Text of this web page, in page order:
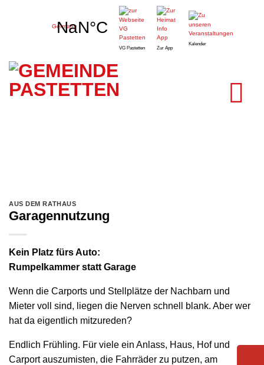
Pastetten,
Germany
VG Pastetten Zur App
Kalender
AUS DEM RATHAUS
Garagennutzung
Kein Platz fürs Auto:
Rumpelkammer statt Garage
Wenn die Carports und Stellplätze der Nachbarn und
Mieter voll sind, liegen die Nerven schnell blank. Aber wer
hat da eigentlich mitzureden?
Endlich Frühling. Für viele ein Anlass, Haus, Hof und
Carport auszumisten, die Fahrräder zu putzen, am